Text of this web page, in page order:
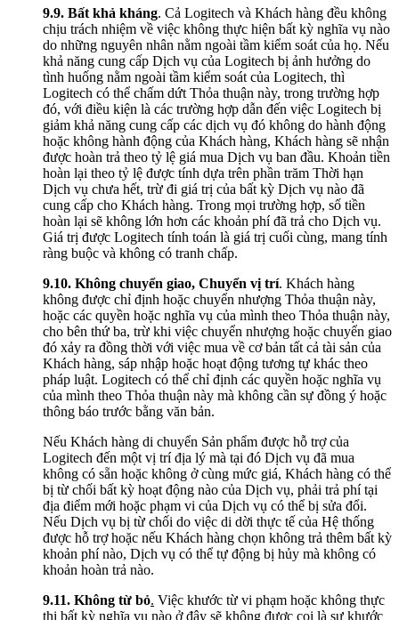
9.9. Bất khả kháng. Cả Logitech và Khách hàng đều không
chịu trách nhiệm về việc không thực hiện bất kỳ nghĩa vụ nào
do những nguyên nhân nằm ngoài tầm kiểm soát của họ. Nếu
khả năng cung cấp Dịch vụ của Logitech bị ảnh hưởng do
tình huống nằm ngoài tầm kiểm soát của Logitech, thì
Logitech có thể chấm dứt Thỏa thuận này, trong trường hợp
đó, với điều kiện là các trường hợp dẫn đến việc Logitech bị
giảm khả năng cung cấp các dịch vụ đó không do hành động
hoặc không hành động của Khách hàng, Khách hàng sẽ nhận
được hoàn trả theo tỷ lệ giá mua Dịch vụ ban đầu. Khoản tiền
hoàn lại theo tỷ lệ được tính dựa trên phần trăm Thời hạn
Dịch vụ chưa hết, trừ đi giá trị của bất kỳ Dịch vụ nào đã
cung cấp cho Khách hàng. Trong mọi trường hợp, số tiền
hoàn lại sẽ không lớn hơn các khoản phí đã trả cho Dịch vụ.
Giá trị được Logitech tính toán là giá trị cuối cùng, mang tính
ràng buộc và không có tranh chấp.
9.10. Không chuyển giao, Chuyển vị trí. Khách hàng
không được chỉ định hoặc chuyển nhượng Thỏa thuận này,
hoặc các quyền hoặc nghĩa vụ của mình theo Thỏa thuận này,
cho bên thứ ba, trừ khi việc chuyển nhượng hoặc chuyển giao
đó xảy ra đồng thời với việc mua về cơ bản tất cả tài sản của
Khách hàng, sáp nhập hoặc hoạt động tương tự khác theo
pháp luật. Logitech có thể chỉ định các quyền hoặc nghĩa vụ
của mình theo Thỏa thuận này mà không cần sự đồng ý hoặc
thông báo trước bằng văn bản.
Nếu Khách hàng di chuyển Sản phẩm được hỗ trợ của
Logitech đến một vị trí địa lý mà tại đó Dịch vụ đã mua
không có sẵn hoặc không ở cùng mức giá, Khách hàng có thể
bị từ chối bất kỳ hoạt động nào của Dịch vụ, phải trả phí tại
địa điểm mới hoặc phạm vi của Dịch vụ có thể bị sửa đổi.
Nếu Dịch vụ bị từ chối do việc di dời thực tế của Hệ thống
được hỗ trợ hoặc nếu Khách hàng chọn không trả thêm bất kỳ
khoản phí nào, Dịch vụ có thể tự động bị hủy mà không có
khoản hoàn trả nào.
9.11. Không từ bỏ. Việc khước từ vi phạm hoặc không thực
thi bất kỳ nghĩa vụ nào ở đây sẽ không được coi là sự khước